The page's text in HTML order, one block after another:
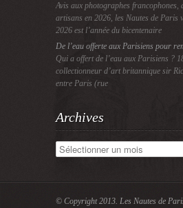
Avis aux photographes francophones,
artisans en 2026, les Nautes de Paris
2026 est l’année du bicentenaire
De l’eau offerte aux Parisiens pour
Qui a offert de l’eau aux Parisiens ?
collectionneur d’art britannique sir
entre Paris (rue
Archives
Archives
© Copyright 2013. Les Nautes de